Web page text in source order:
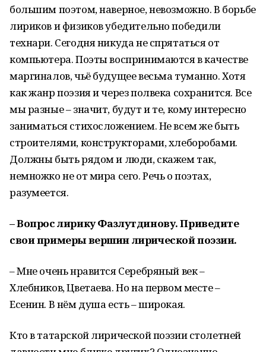
большим поэтом, наверное, невозможно. В борьбе
лириков и физиков убедительно победили
технари. Сегодня никуда не спрятаться от
компьютера. Поэты воспринимаются в качестве
маргиналов, чьё будущее весьма туманно. Хотя
как жанр поэзия и через полвека сохранится. Все
мы разные – значит, будут и те, кому интересно
заниматься стихосложением. Не всем же быть
строителями, конструкторами, хлеборобами.
Должны быть рядом и люди, скажем так,
немножко не от мира сего. Речь о поэтах,
разумеется.
– Вопрос лирику Фазлутдинову. Приведите
свои примеры вершин лирической поэзии.
– Мне очень нравится Серебряный век –
Хлебников, Цветаева. Но на первом месте –
Есенин. В нём душа есть – широкая.
Кто в татарской лирической поэзии столетней